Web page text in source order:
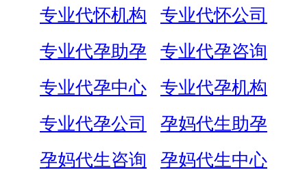
专业代怀机构
专业代怀公司
专业代孕助孕
专业代孕咨询
专业代孕中心
专业代孕机构
专业代孕公司
孕妈代生助孕
孕妈代生咨询
孕妈代生中心